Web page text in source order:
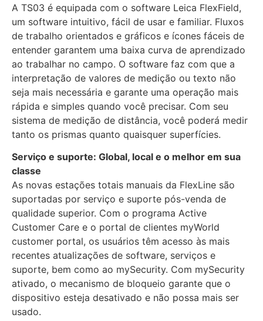
A TS03 é equipada com o software Leica FlexField,
um software intuitivo, fácil de usar e familiar. Fluxos
de trabalho orientados e gráficos e ícones fáceis de
entender garantem uma baixa curva de aprendizado
ao trabalhar no campo. O software faz com que a
interpretação de valores de medição ou texto não
seja mais necessária e garante uma operação mais
rápida e simples quando você precisar. Com seu
sistema de medição de distância, você poderá medir
tanto os prismas quanto quaisquer superfícies.
Serviço e suporte: Global, local e o melhor em sua
classe
As novas estações totais manuais da FlexLine são
suportadas por serviço e suporte pós-venda de
qualidade superior. Com o programa Active
Customer Care e o portal de clientes myWorld
customer portal, os usuários têm acesso às mais
recentes atualizações de software, serviços e
suporte, bem como ao mySecurity. Com mySecurity
ativado, o mecanismo de bloqueio garante que o
dispositivo esteja desativado e não possa mais ser
usado.